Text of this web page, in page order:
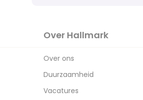
Over Hallmark
Over ons
Duurzaamheid
Vacatures